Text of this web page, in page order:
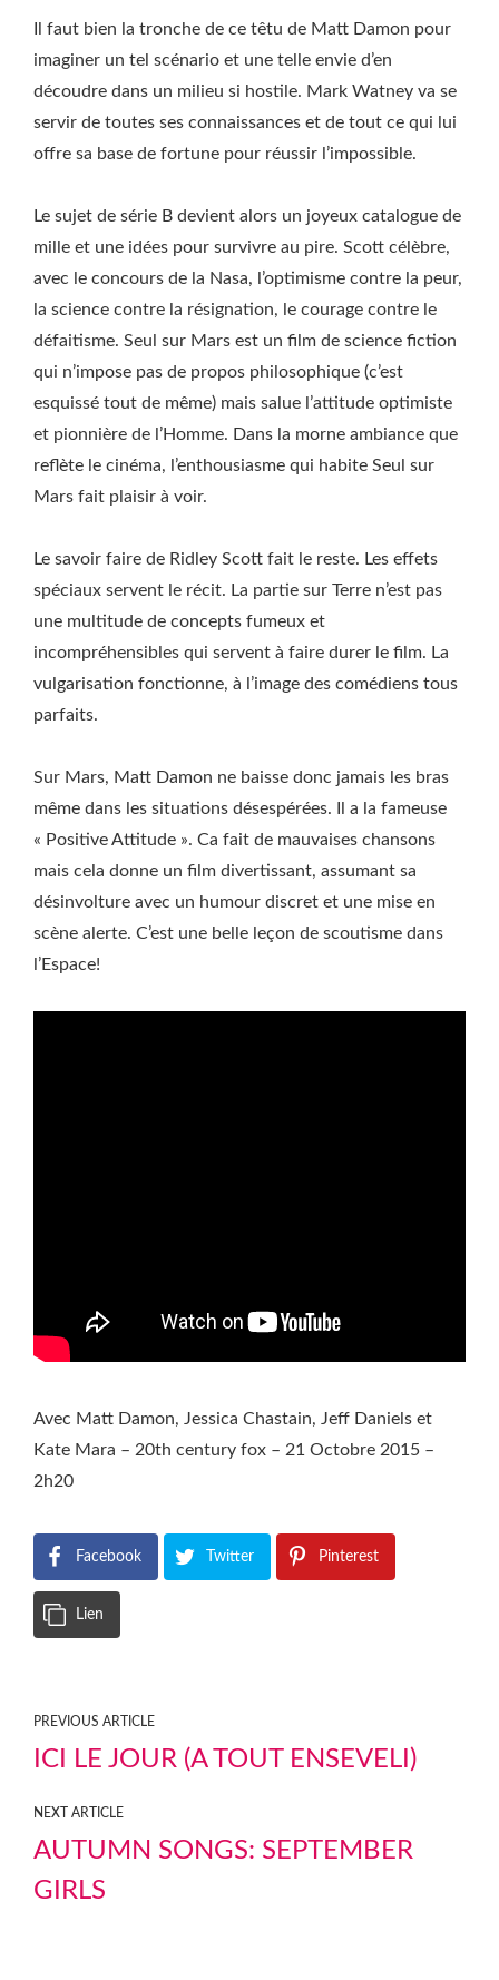
Il faut bien la tronche de ce têtu de Matt Damon pour
imaginer un tel scénario et une telle envie d’en
découdre dans un milieu si hostile. Mark Watney va se
servir de toutes ses connaissances et de tout ce qui lui
offre sa base de fortune pour réussir l’impossible.
Le sujet de série B devient alors un joyeux catalogue de
mille et une idées pour survivre au pire. Scott célèbre,
avec le concours de la Nasa, l’optimisme contre la peur,
la science contre la résignation, le courage contre le
défaitisme. Seul sur Mars est un film de science fiction
qui n’impose pas de propos philosophique (c’est
esquissé tout de même) mais salue l’attitude optimiste
et pionnière de l’Homme. Dans la morne ambiance que
reflète le cinéma, l’enthousiasme qui habite Seul sur
Mars fait plaisir à voir.
Le savoir faire de Ridley Scott fait le reste. Les effets
spéciaux servent le récit. La partie sur Terre n’est pas
une multitude de concepts fumeux et
incompréhensibles qui servent à faire durer le film. La
vulgarisation fonctionne, à l’image des comédiens tous
parfaits.
Sur Mars, Matt Damon ne baisse donc jamais les bras
même dans les situations désespérées. Il a la fameuse
« Positive Attitude ». Ca fait de mauvaises chansons
mais cela donne un film divertissant, assumant sa
désinvolture avec un humour discret et une mise en
scène alerte. C’est une belle leçon de scoutisme dans
l’Espace!
Avec Matt Damon, Jessica Chastain, Jeff Daniels et
Kate Mara – 20th century fox – 21 Octobre 2015 –
2h20
Facebook Twitter Pinterest
Lien
PREVIOUS ARTICLE
ICI LE JOUR (A TOUT ENSEVELI)
NEXT ARTICLE
AUTUMN SONGS: SEPTEMBER
GIRLS